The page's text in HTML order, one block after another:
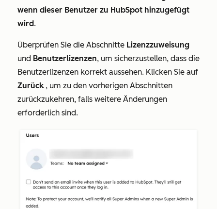
wenn dieser Benutzer zu HubSpot hinzugefügt
wird.
Überprüfen Sie die Abschnitte Lizenzzuweisung
und Benutzerlizenzen, um sicherzustellen, dass die
Benutzerlizenzen korrekt aussehen. Klicken Sie auf
Zurück, um zu den vorherigen Abschnitten
zurückzukehren, falls weitere Änderungen
erforderlich sind.